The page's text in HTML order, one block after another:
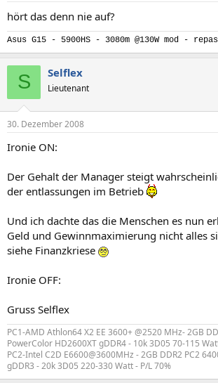
hört das denn nie auf?
Asus G15 - 5900HS - 3080m @130W mod -
S Selflex
Lieutenant
30. Dezember 2008
Ironie ON:
Der Gehalt der Manager steigt
der entlassungen im Betrieb
Und ich dachte das die Menschen es nun
Geld und Gewinnmaximierung nicht alles
siehe Finanzkriese
Ironie OFF:
Gruss Selflex
PC1-AMD Athlon64 X2 EE 3600+ @2520 MHz- 2GB
PowerColor HD2600XT gDDR4 - 10k 3D05 70-115
PC2-Intel C2D E6600@3600MHz - 2GB DDR2 PC2
gDDR3 - 20k 3D05 220-330 Watt - P/L 70%